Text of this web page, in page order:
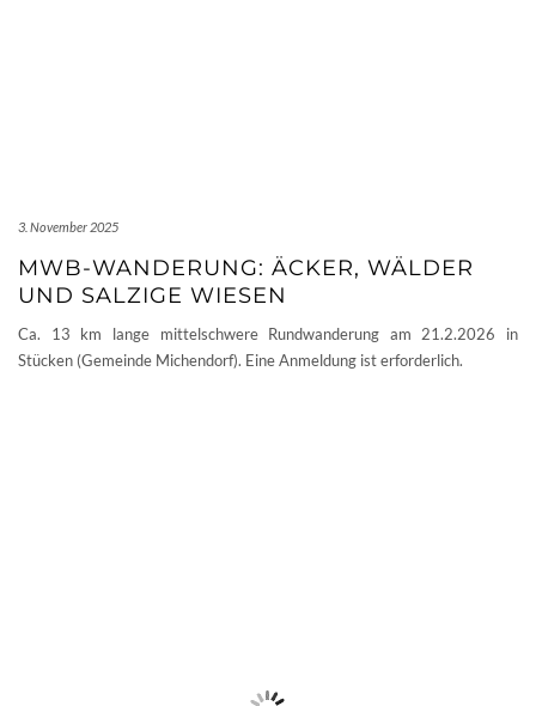
3. November 2025
MWB-WANDERUNG: ÄCKER, WÄLDER
UND SALZIGE WIESEN
Ca. 13 km lange mittelschwere Rundwanderung am 21.2.2026 in
Stücken (Gemeinde Michendorf). Eine Anmeldung ist erforderlich.